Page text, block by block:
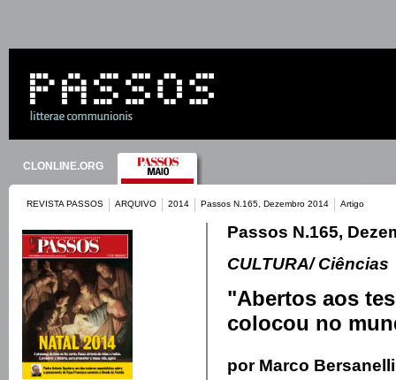
CLONLINE.ORG
REVISTA PASSOS ARQUIVO 2014 Passos N.165, Dezembro 2014 Artigo
Passos N.165,
CULTURA/ Ciências
"Abertos aos
colocou no
por Marco Bersanelli